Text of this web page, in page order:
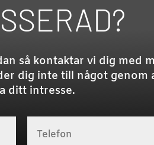
så kontaktar vi dig med
dig inte till något genom
ditt intresse.